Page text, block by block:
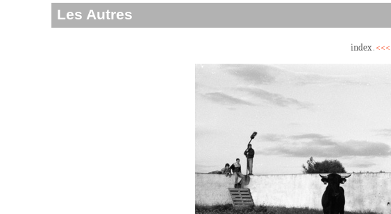
Les Autres
index. <<<